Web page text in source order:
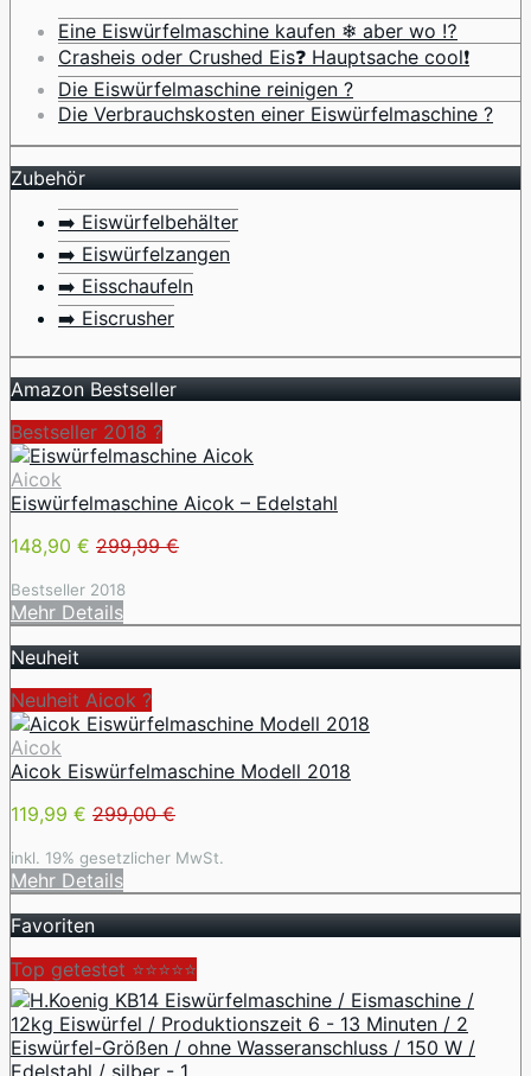
Eine Eiswürfelmaschine kaufen ❄ aber wo ⁉️
Crasheis oder Crushed Eis❓ Hauptsache cool❗
Die Eiswürfelmaschine reinigen ?
Die Verbrauchskosten einer Eiswürfelmaschine ?
Zubehör
➡️ Eiswürfelbehälter
➡️ Eiswürfelzangen
➡️ Eisschaufeln
➡️ Eiscrusher
Amazon Bestseller
Bestseller 2018 ?
Aicok
Eiswürfelmaschine Aicok – Edelstahl
148,90 € 299,99 €
Bestseller 2018
Mehr Details
Neuheit
Neuheit Aicok ?
Aicok
Aicok Eiswürfelmaschine Modell 2018
119,99 € 299,00 €
inkl. 19% gesetzlicher MwSt.
Mehr Details
Favoriten
Top getestet ⭐⭐⭐⭐⭐